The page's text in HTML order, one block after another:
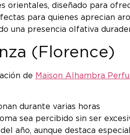
diseñado para
para quienes aprecian
una presencia olfativa
(Florence)
de Maison Alhambra
durante varias horas
sea percibido sin ser
año, aunque destaca